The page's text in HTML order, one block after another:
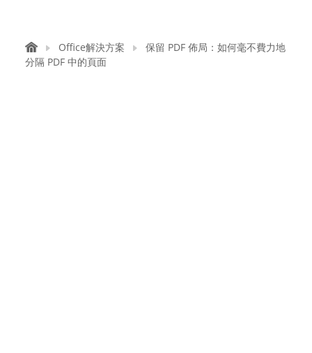
Office解決方案
保留 PDF 佈局：如何毫不費力地
分隔 PDF 中的頁面